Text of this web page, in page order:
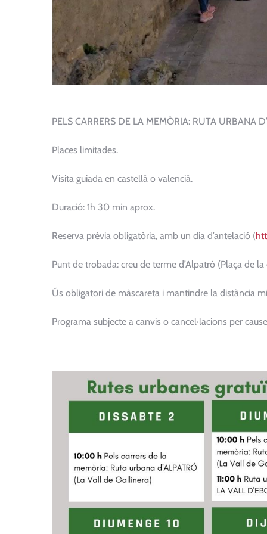
PELS CARRERS DE LA MEMÒRIA: RUTA URBANA
Places limitades.
Visita guiada en castellà o valencià.
Duració: 1h 30 min aprox.
Reserva prèvia obligatòria, amb un dia d’antelació (
Punt de trobada: creu de terme d’Alpatró (Plaça de la
Ús obligatori de màscareta i mantindre la distància
Programa subjecte a canvis o cancel·lacions per